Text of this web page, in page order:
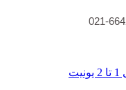
021-